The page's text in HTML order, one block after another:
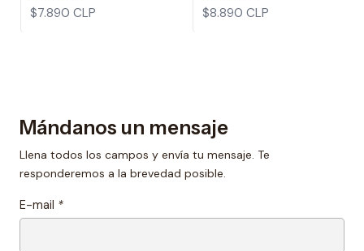
$7.890 CLP
$8.890 CLP
Mándanos un mensaje
Llena todos los campos y envía tu mensaje. Te
responderemos a la brevedad posible.
E-mail *